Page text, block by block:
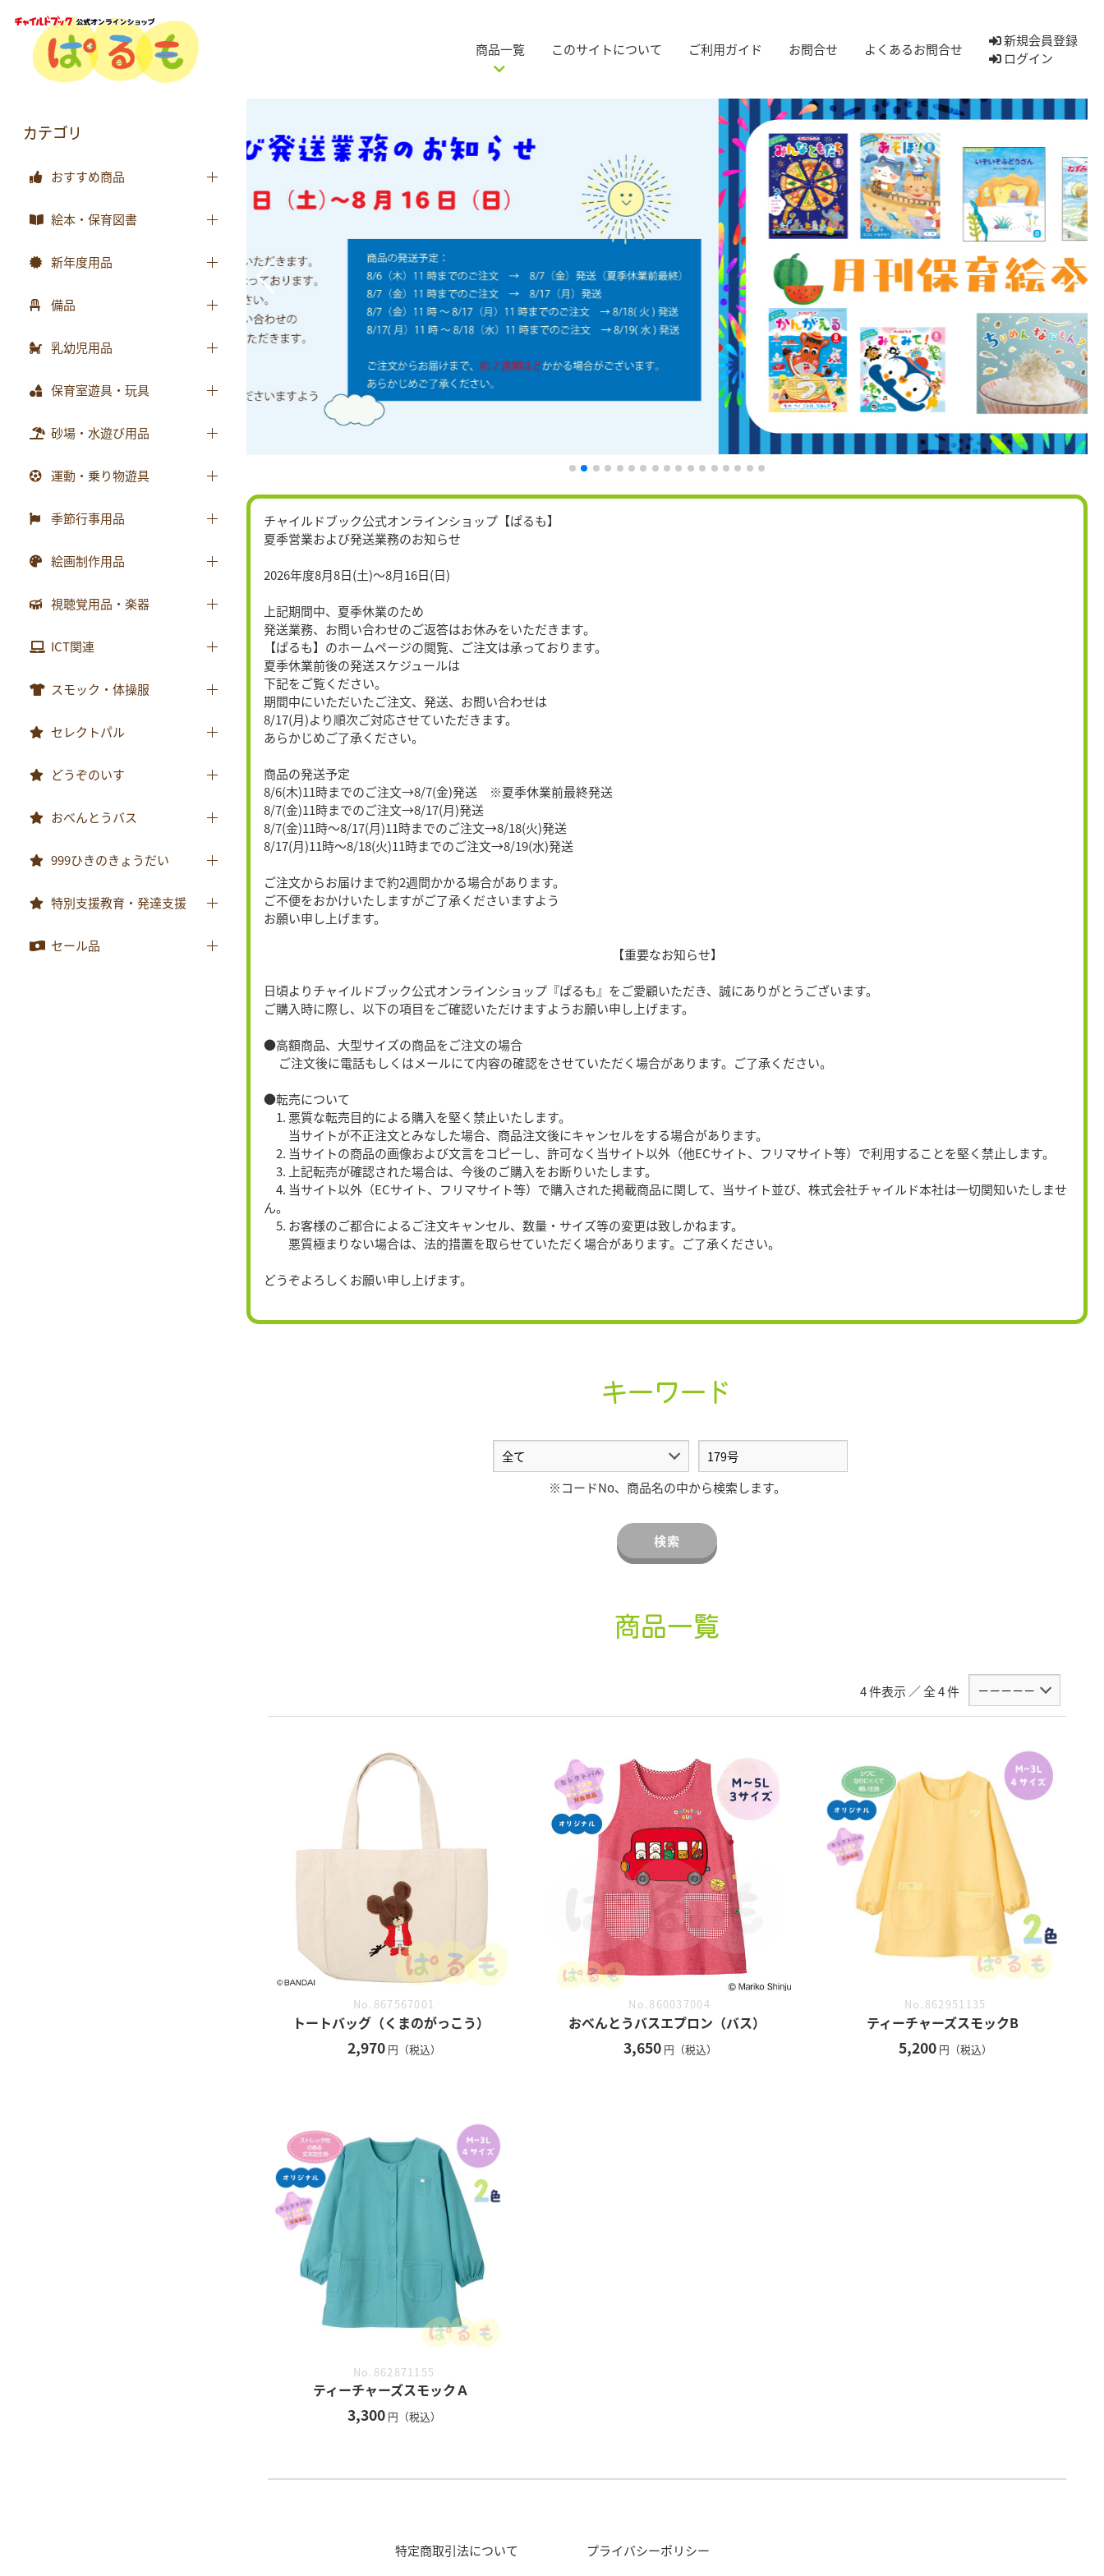
商品一覧 このサイトについて ご利用ガイド お問合せ よくあるお問合せ
新規会員登録
ログイン
チャイルドブック公式オンラインショップ【ぱるも】
夏季営業および発送業務のお知らせ
2026年度8月8日(土)〜8月16日(日)
上記期間中、夏季休業のため
発送業務、お問い合わせのご返答はお休みをいただきます。
【ぱるも】のホームページの閲覧、ご注文は承っております。
夏季休業前後の発送スケジュールは
下記をご覧ください。
期間中にいただいたご注文、発送、お問い合わせは
8/17(月)より順次ご対応させていただきます。
あらかじめご了承ください。
商品の発送予定
8/6(木)11時までのご注文→8/7(金)発送 ※夏季休業前最終発送
8/7(金)11時までのご注文→8/17(月)発送
8/7(金)11時〜8/17(月)11時までのご注文→8/18(火)発送
8/17(月)11時〜8/18(火)11時までのご注文→8/19(水)発送
ご注文からお届けまで約2週間かかる場合があります。
ご不便をおかけいたしますがご了承くださいますよう
お願い申し上げます。
【重要なお知らせ】
日頃よりチャイルドブック公式オンラインショップ『ぱるも』をご愛顧いただき、誠にありがとうございます。
ご購入時に際し、以下の項目をご確認いただけますようお願い申し上げます。
●高額商品、大型サイズの商品をご注文の場合
ご注文後に電話もしくはメールにて内容の確認をさせていただく場合があります。ご了承ください。
●転売について
1. 悪質な転売目的による購入を堅く禁止いたします。
当サイトが不正注文とみなした場合、商品注文後にキャンセルをする場合があります。
2. 当サイトの商品の画像および文言をコピーし、許可なく当サイト以外（他ECサイト、フリマサイト等）で利用することを堅く禁止します。
3. 上記転売が確認された場合は、今後のご購入をお断りいたします。
4. 当サイト以外（ECサイト、フリマサイト等）で購入された掲載商品に関して、当サイト並び、株式会社チャイルド本社は一切関知いたしませ
ん。
5. お客様のご都合によるご注文キャンセル、数量・サイズ等の変更は致しかねます。
悪質極まりない場合は、法的措置を取らせていただく場合があります。ご了承ください。
どうぞよろしくお願い申し上げます。
カテゴリ
おすすめ商品
おすすめ商品
絵本・保育図書
絵本
月刊絵本 バックナンバー
おはなしチャイルド
ﾁｬｲﾙﾄﾞﾌﾞｯｸ ｱｯﾌﾟﾙ傑作選
もこちゃんチャイルド
ｻﾝﾁｬｲﾙﾄﾞ ﾋﾞｯｸﾞｻｲｴﾝｽ
世界の昔話名作選
ｽｰﾊﾟｰﾜｲﾄﾞことばとかず
ｽｰﾊﾟｰﾜｲﾄﾞお話かずあそび
みんなともだち
あそぼ！
2026年度月刊絵本
新年度用品
出席帳・シール
ワーク
画帳・おもいで
各種用紙・証書
備品
椅子
収納用品
環境備品
乳幼児用品
乳幼児備品
保育室遊具・玩具
ままごと
知育玩具
砂場・水遊び用品
砂場用品
運動・乗り物遊具
運動遊具
季節行事用品
運動会用品
包装紙・紙袋
絵画制作用品
画材
視聴覚用品・楽器
視聴覚用品
ICT関連
ICT関連
スモック・体操服
スモック
セレクトパル
先生用ウェア
どうぞのいす
どうぞのいす
おべんとうバス
おべんとうバス
999ひきのきょうだい
999ひきのきょうだい
特別支援教育・発達支援
特別支援教育・発達支援
セール品
キーワード
※コードNo、商品名の中から検索します。
検索
商品一覧
4 件表示 ／ 全 4 件
No.867567001
トートバッグ（くまのがっこう）
2,970 円（税込）
No.860037004
おべんとうバスエプロン（バス）
3,650 円（税込）
No.862951135
ティーチャーズスモックB
5,200 円（税込）
No.862871155
ティーチャーズスモックＡ
3,300 円（税込）
特定商取引法について プライバシーポリシー